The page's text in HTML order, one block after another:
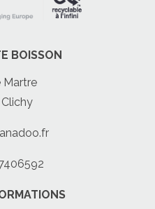
BOISSON
Martre